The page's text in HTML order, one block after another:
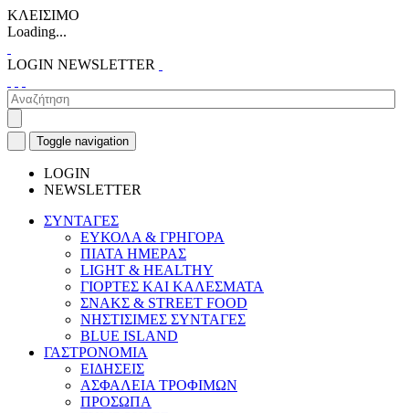
ΚΛΕΙΣΙΜΟ
Loading...
LOGIN NEWSLETTER
Toggle navigation
LOGIN
NEWSLETTER
ΣΥΝΤΑΓΕΣ
ΕΥΚΟΛΑ & ΓΡΗΓΟΡΑ
ΠΙΑΤΑ ΗΜΕΡΑΣ
LIGHT & HEALTHY
ΓΙΟΡΤΕΣ ΚΑΙ ΚΑΛΕΣΜΑΤΑ
ΣΝΑΚΣ & STREET FOOD
ΝΗΣΤΙΣΙΜΕΣ ΣΥΝΤΑΓΕΣ
BLUE ISLAND
ΓΑΣΤΡΟΝΟΜΙΑ
ΕΙΔΗΣΕΙΣ
ΑΣΦΑΛΕΙΑ ΤΡΟΦΙΜΩΝ
ΠΡΟΣΩΠΑ